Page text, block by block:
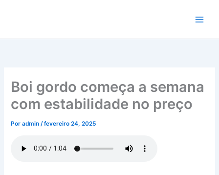
conteúdo
Boi gordo começa a semana
com estabilidade no preço
Poradmin/fevereiro 24, 2025